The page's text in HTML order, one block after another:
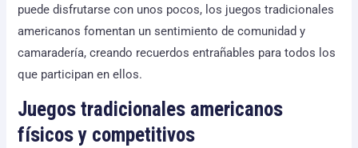
puede disfrutarse con unos pocos, los juegos tradicionales
americanos fomentan un sentimiento de comunidad y
camaradería, creando recuerdos entrañables para todos los
que participan en ellos.
Juegos tradicionales americanos
físicos y competitivos